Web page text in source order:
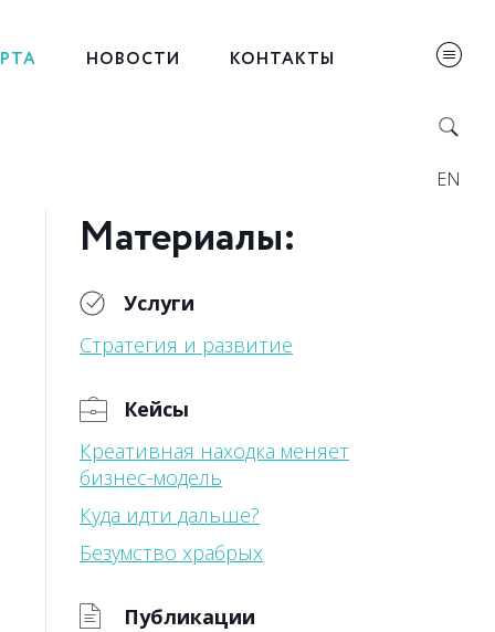
НОВОСТИ КОНТАКТЫ
Материалы:
Услуги
Стратегия и развитие
Кейсы
Креативная находка меняет
бизнес-модель
Куда идти дальше?
Безумство храбрых
Публикации
EN